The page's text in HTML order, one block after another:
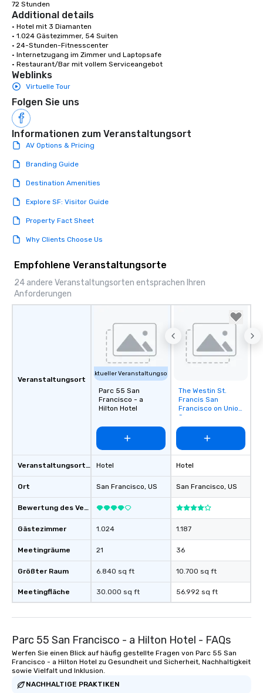
72 Stunden
Additional details
• Hotel mit 3 Diamanten
• 1.024 Gästezimmer, 54 Suiten
• 24-Stunden-Fitnesscenter
• Internetzugang im Zimmer und Laptopsafe
• Restaurant/Bar mit vollem Serviceangebot
Weblinks
Virtuelle Tour
Folgen Sie uns
Informationen zum Veranstaltungsort
AV Options & Pricing
Branding Guide
Destination Amenities
Explore SF: Visitor Guide
Property Fact Sheet
Why Clients Choose Us
Empfohlene Veranstaltungsorte
24 andere Veranstaltungsorten entsprachen Ihren
Anforderungen
Veranstaltungsort
Veranstaltungsortstyp
Ort
Bewertung des Veranstaltungsortes
Gästezimmer
Meetingräume
Größter Raum
Meetingfläche
Aktueller Veranstaltungsort
Parc 55 San
Francisco - a
Hilton Hotel
Hotel
San Francisco, US
1.024
21
6.840 sq ft
30.000 sq ft
Removed from
favorites
The Westin St.
Francis San
Francisco on Union
Square
Hotel
San Francisco, US
1.187
36
10.700 sq ft
56.992 sq ft
Parc 55 San Francisco - a Hilton Hotel - FAQs
Werfen Sie einen Blick auf häufig gestellte Fragen von Parc 55 San
Francisco - a Hilton Hotel zu Gesundheit und Sicherheit, Nachhaltigkeit
sowie Vielfalt und Inklusion.
NACHHALTIGE PRAKTIKEN